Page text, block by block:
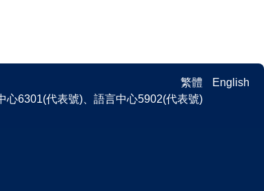
繁體 English
心6301(代表號)、語言中心5902(代表號)